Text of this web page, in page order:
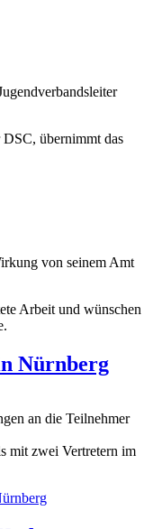
übernimmt das
von seinem Amt
Arbeit und wünschen
Nürnberg
an die Teilnehmer
mit zwei Vertretern im